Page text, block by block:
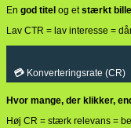
En god titel og etstærkt
Lav CTR = lav interesse =
💳 Konverteringsrate (CR)
Hvor mange, der klikker,
Høj CR = stærk relevans =